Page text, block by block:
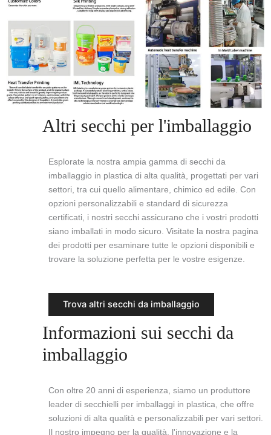
Altri secchi per l'imballaggio
Esplorate la nostra ampia gamma di secchi da
imballaggio in plastica di alta qualità, progettati per vari
settori, tra cui quello alimentare, chimico ed edile. Con
opzioni personalizzabili e standard di sicurezza
certificati, i nostri secchi assicurano che i vostri prodotti
siano imballati in modo sicuro. Visitate la nostra pagina
dei prodotti per esaminare tutte le opzioni disponibili e
trovare la soluzione perfetta per le vostre esigenze.
Trova altri secchi da imballaggio
Informazioni sui secchi da
imballaggio
Con oltre 20 anni di esperienza, siamo un produttore
leader di secchielli per imballaggi in plastica, che offre
soluzioni di alta qualità e personalizzabili per vari settori.
Il nostro impegno per la qualità, l'innovazione e la